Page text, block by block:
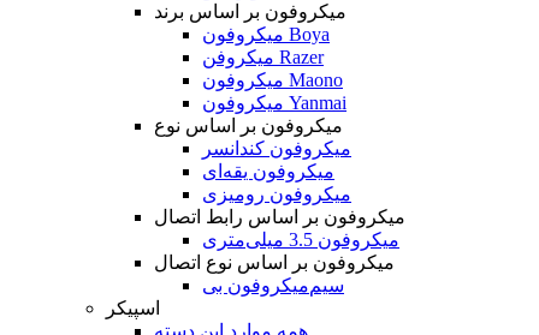
میکروفون بر اساس برند
میکروفون Boya
میکروفن Razer
میکروفون Maono
میکروفون Yanmai
میکروفون بر اساس نوع
میکروفون کندانسر
میکروفون یقه‌ای
میکروفون رومیزی
میکروفون بر اساس رابط اتصال
میکروفون 3.5 میلی‌متری
میکروفون بر اساس نوع اتصال
میکروفون بی‌‎سیم
اسپیکر
همه موارد این دسته